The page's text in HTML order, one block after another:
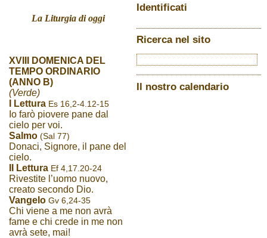
La Liturgia di oggi
XVIII DOMENICA DEL
TEMPO ORDINARIO
(ANNO B)
(Verde)
I Lettura Es 16,2-4.12-15
Io farò piovere pane dal
cielo per voi.
Salmo (Sal 77)
Donaci, Signore, il pane del
cielo.
II Lettura Ef 4,17.20-24
Rivestite l’uomo nuovo,
creato secondo Dio.
Vangelo Gv 6,24-35
Chi viene a me non avrà
fame e chi crede in me non
avrà sete, mai!
Identificati
Ricerca nel sito
Il nostro calendario